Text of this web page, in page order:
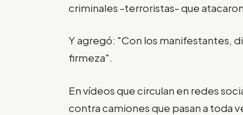
criminales -terroristas- que
Y agregó: "Con los manifestantes,
firmeza".
En vídeos que circulan en redes
contra camiones que pasan a toda